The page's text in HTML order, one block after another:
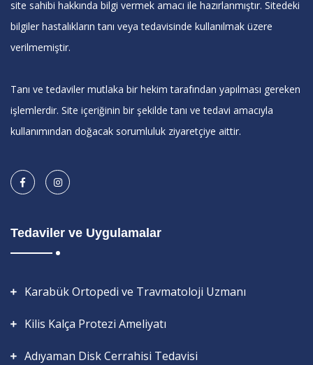
site sahibi hakkında bilgi vermek amacı ile hazırlanmıştır. Sitedeki
bilgiler hastalıkların tanı veya tedavisinde kullanılmak üzere
verilmemiştir.
Tanı ve tedaviler mutlaka bir hekim tarafından yapılması gereken
işlemlerdir. Site içeriğinin bir şekilde tanı ve tedavi amacıyla
kullanımından doğacak sorumluluk ziyaretçiye aittir.
Tedaviler ve Uygulamalar
Karabük Ortopedi ve Travmatoloji Uzmanı
Kilis Kalça Protezi Ameliyatı
Adıyaman Disk Cerrahisi Tedavisi